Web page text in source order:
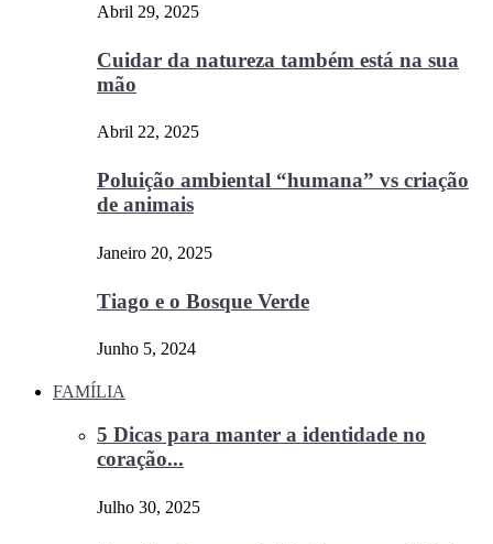
Abril 29, 2025
Cuidar da natureza também está na sua
mão
Abril 22, 2025
Poluição ambiental “humana” vs criação
de animais
Janeiro 20, 2025
Tiago e o Bosque Verde
Junho 5, 2024
FAMÍLIA
5 Dicas para manter a identidade no
coração...
Julho 30, 2025